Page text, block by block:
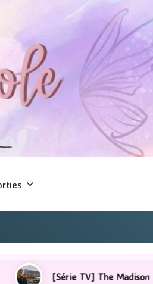
Madison : J’ai adoré !